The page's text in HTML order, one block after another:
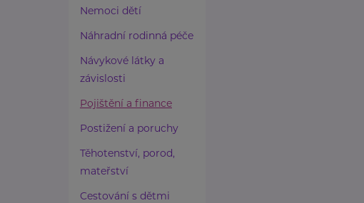
Nemoci dětí
Náhradní rodinná péče
Návykové látky a
závislosti
Pojištění a finance
Postižení a poruchy
Těhotenství, porod,
mateřství
Cestování s dětmi